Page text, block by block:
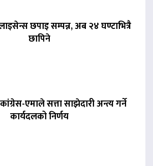
छपाइ सम्पन्न, अब २४ घण्टाभित्रै
छापिने
एमाले सत्ता साझेदारी अन्त्य गर्ने
कार्यदलको निर्णय